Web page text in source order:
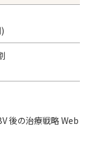
後の治療戦略 Web